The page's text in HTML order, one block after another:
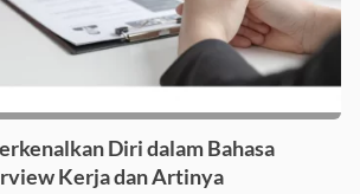
Diri dalam Bahasa
Kerja dan Artinya